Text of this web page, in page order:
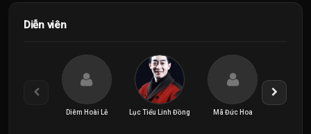
Diễn viên
Diêm Hoài Lễ Lục Tiểu Linh Đồng Mã Đức Hoa